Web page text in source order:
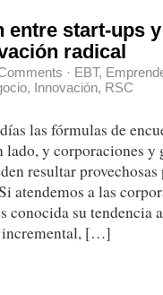
entre start-ups
radical
· EBT,
, Innovación, RSC
las fórmulas de
lado, y corporaciones y
resultar provechosas
atendemos a las
conocida su tendencia
incremental, […]